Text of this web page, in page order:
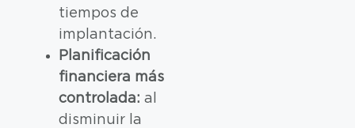
tiempos de
implantación.
Planificación
financiera más
controlada: al
disminuir la